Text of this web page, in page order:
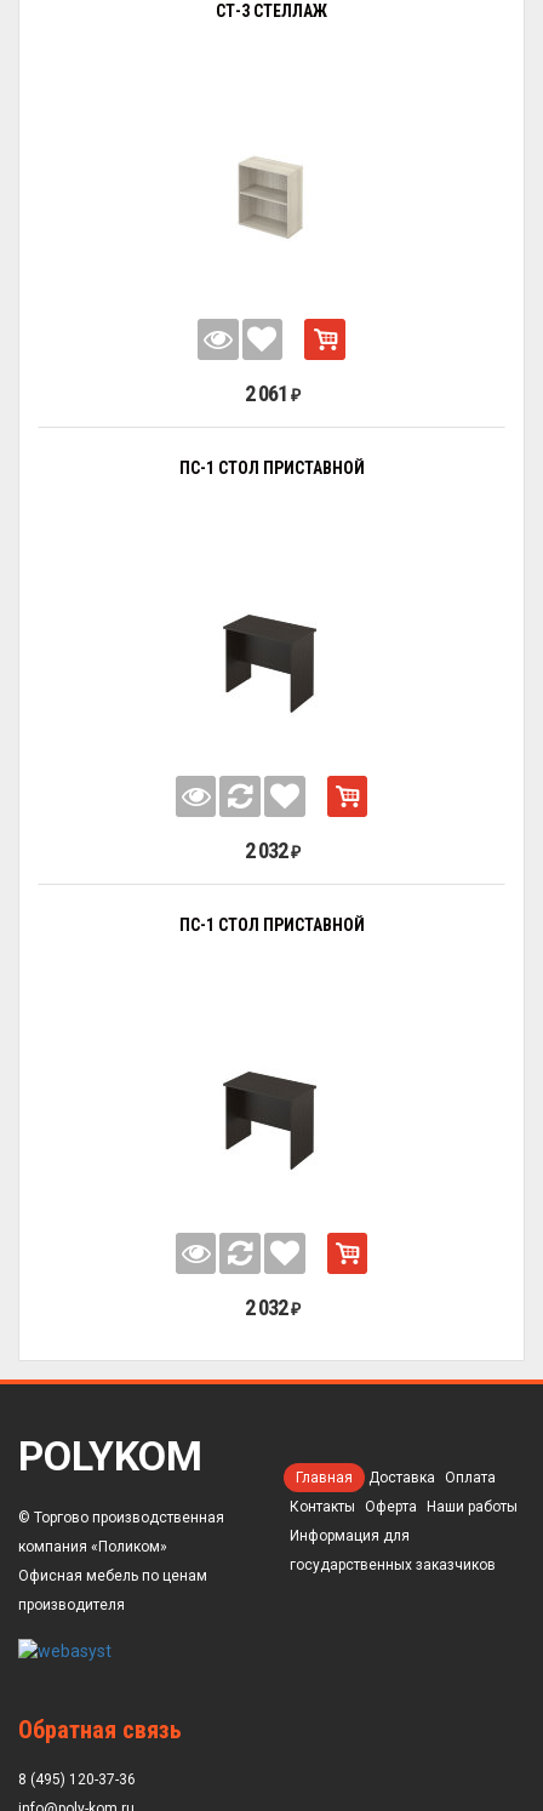
СТ-3 СТЕЛЛАЖ
2 061 ₽
ПС-1 СТОЛ ПРИСТАВНОЙ
2 032 ₽
ПС-1 СТОЛ ПРИСТАВНОЙ
2 032 ₽
POLYKOM
© Торгово производственная
компания «Поликом»
Офисная мебель по ценам
производителя
Главная Доставка
Оплата
Контакты
Оферта
Наши работы
Информация для
государственных заказчиков
Обратная связь
8 (495) 120-37-36